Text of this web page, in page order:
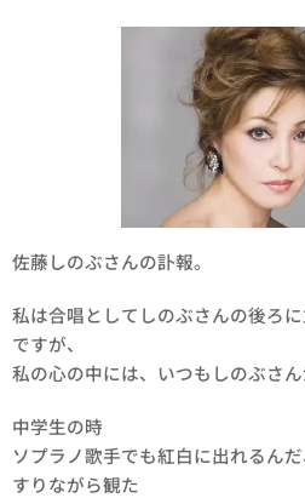
佐藤しのぶさんの訃報。
私は合唱としてしのぶさんの後ろ
ですが、
私の心の中には、いつもしのぶさん
中学生の時
ソプラノ歌手でも紅白に出れるん
すりながら観た